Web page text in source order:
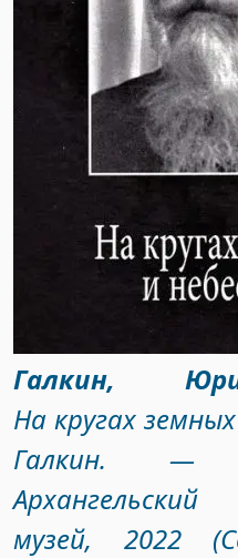
Галкин,
На кругах
Галкин. —
музей, 2022